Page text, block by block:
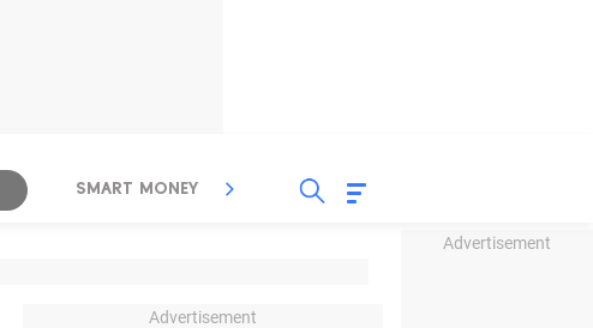
Advertisement
SMART MONEY INSPIRASI BISNIS
Advertisement